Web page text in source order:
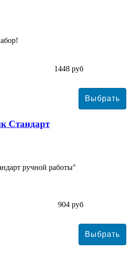
1448 руб
Стандарт
ручной работы"
904 руб